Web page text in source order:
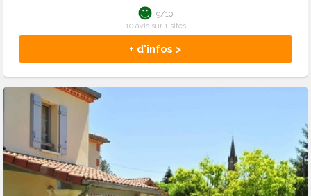
+ d'infos >
9/10
10 avis sur 1 sites